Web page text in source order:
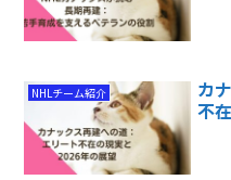
NHLチーム紹介
カ
不